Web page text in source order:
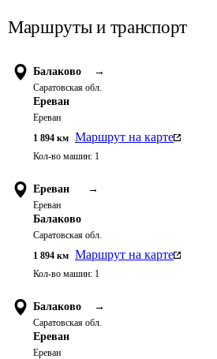
Маршруты и транспорт
Балаково →
Саратовская обл.
Ереван
Ереван
1 894 км Маршрут на карте
Кол-во машин: 1
Ереван →
Ереван
Балаково
Саратовская обл.
1 894 км Маршрут на карте
Кол-во машин: 1
Балаково →
Саратовская обл.
Ереван
Ереван